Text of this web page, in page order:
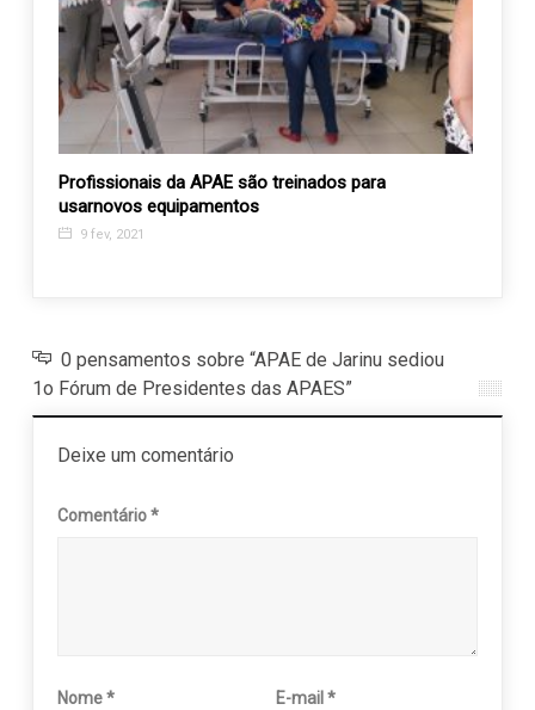
Profissionais da APAE são treinados para
usarnovos equipamentos
9 fev, 2021
0 pensamentos sobre “APAE de Jarinu sediou
1o Fórum de Presidentes das APAES”
Deixe um comentário
Comentário*
Nome* E-mail*